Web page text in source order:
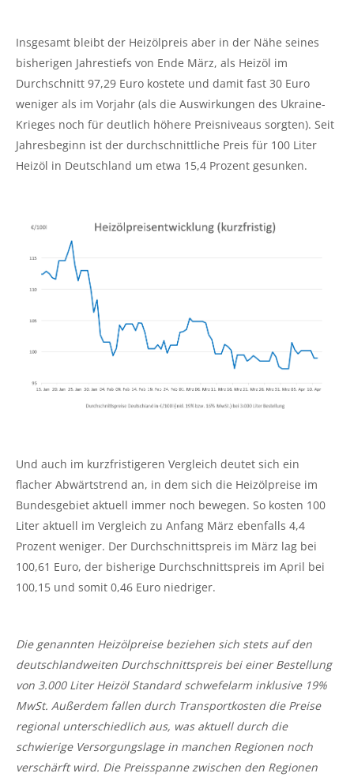
Insgesamt bleibt der Heizölpreis aber in der Nähe seines
bisherigen Jahrestiefs von Ende März, als Heizöl im
Durchschnitt 97,29 Euro kostete und damit fast 30 Euro
weniger als im Vorjahr (als die Auswirkungen des Ukraine-
Krieges noch für deutlich höhere Preisniveaus sorgten). Seit
Jahresbeginn ist der durchschnittliche Preis für 100 Liter
Heizöl in Deutschland um etwa 15,4 Prozent gesunken.
Und auch im kurzfristigeren Vergleich deutet sich ein
flacher Abwärtstrend an, in dem sich die Heizölpreise im
Bundesgebiet aktuell immer noch bewegen. So kosten 100
Liter aktuell im Vergleich zu Anfang März ebenfalls 4,4
Prozent weniger. Der Durchschnittspreis im März lag bei
100,61 Euro, der bisherige Durchschnittspreis im April bei
100,15 und somit 0,46 Euro niedriger.
Die genannten Heizölpreise beziehen sich stets auf den
deutschlandweiten Durchschnittspreis bei einer Bestellung
von 3.000 Liter Heizöl Standard schwefelarm inklusive 19%
MwSt. Außerdem fallen durch Transportkosten die Preise
regional unterschiedlich aus, was aktuell durch die
schwierige Versorgungslage in manchen Regionen noch
verschärft wird. Die Preisspanne zwischen den Regionen